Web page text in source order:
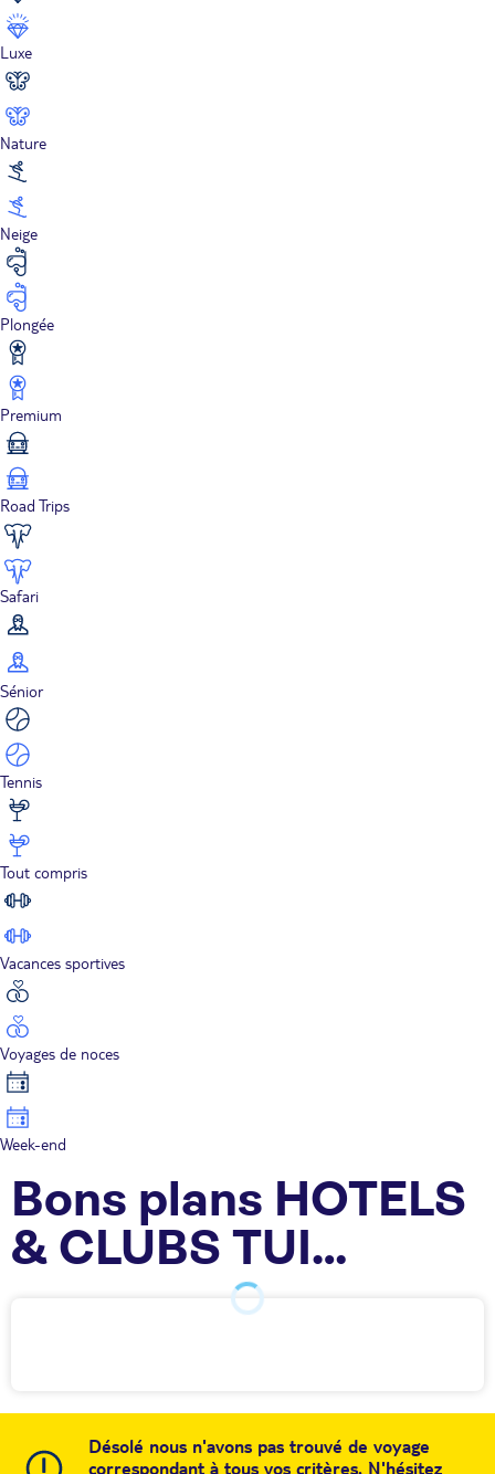
Luxe
Nature
Neige
Plongée
Premium
Road Trips
Safari
Sénior
Tennis
Tout compris
Vacances sportives
Voyages de noces
Week-end
Bons plans HOTELS
& CLUBS TUI
Désolé nous n'avons pas trouvé de voyage
correspondant à tous vos critères. N'hésitez